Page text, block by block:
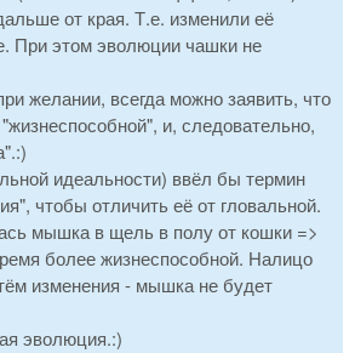
от края. Т.е. изменили её
При этом эволюции чашки не
желании, всегда можно заявить, что
и, следовательно,
идеальности) ввёл бы термин
чтобы отличить её от гловальной.
мышка в щель в полу от кошки =>
более жизнеспособной. Налицо
изменения - мышка не будет
эволюция.:)